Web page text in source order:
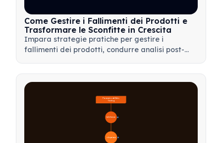
Come Gestire i Fallimenti dei Prodotti e
Trasformare le Sconfitte in Crescita
Impara strategie pratiche per gestire i
fallimenti dei prodotti, condurre analisi post-
apprendimento per il tuo team.
🔍 Definizione
🎯 Importanza
Panoramica del Beta
Testing